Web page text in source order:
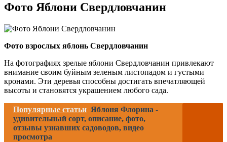
Фото Яблони Свердловчанин
Фото взрослых яблонь Свердловчанин
На фотографиях зрелые яблони Свердловчанин привлекают
внимание своим буйным зеленым листопадом и густыми
кронами. Эти деревья способны достигать впечатляющей
высоты и становятся украшением любого сада.
Популярные статьи Яблоня Флорина -
удивительный сорт, описание, фото,
отзывы узнавших садоводов, видео
просмотра